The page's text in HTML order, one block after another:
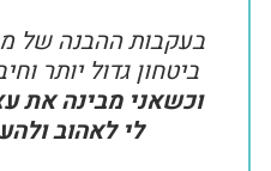
בעקבות ההבנה של
ביטחון גדול יותר
וכשאני מבינה את
לי לאהוב